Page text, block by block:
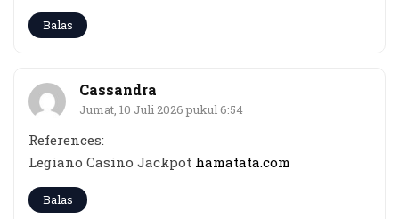
Balas
Cassandra
Jumat, 10 Juli 2026 pukul 6:54
References:
Legiano Casino Jackpot hamatata.com
Balas